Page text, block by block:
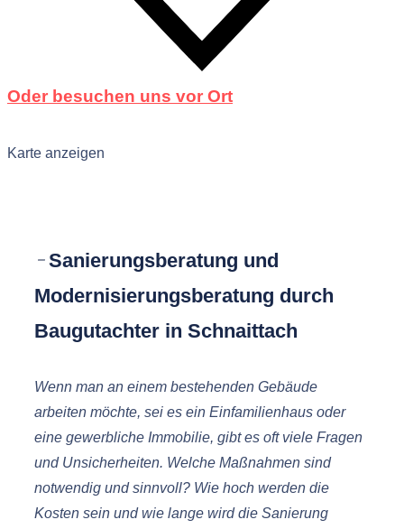
Oder besuchen uns vor Ort
Karte anzeigen
Sanierungsberatung und
Modernisierungsberatung durch
Baugutachter in Schnaittach
Wenn man an einem bestehenden Gebäude
arbeiten möchte, sei es ein Einfamilienhaus oder
eine gewerbliche Immobilie, gibt es oft viele Fragen
und Unsicherheiten. Welche Maßnahmen sind
notwendig und sinnvoll? Wie hoch werden die
Kosten sein und wie lange wird die Sanierung